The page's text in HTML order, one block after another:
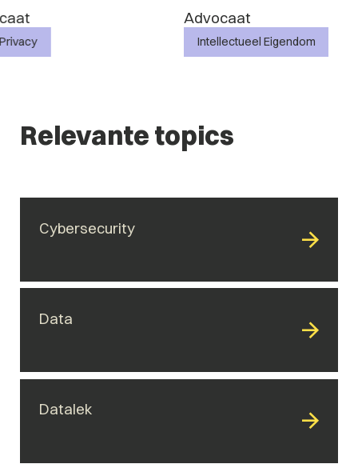
Advocaat
Intellectueel Eigendom
Advocaat
IT & Privacy
Relevante topics
Cybersecurity
Data
Datalek